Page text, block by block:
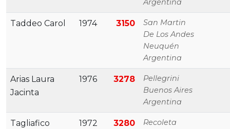
Argentina
Taddeo Carol 1974 3150
San Martin
De Los Andes
Neuquén
Argentina
Arias Laura
Jacinta
1976 3278
Pellegrini
Buenos Aires
Argentina
Tagliafico
1972 3280
Recoleta